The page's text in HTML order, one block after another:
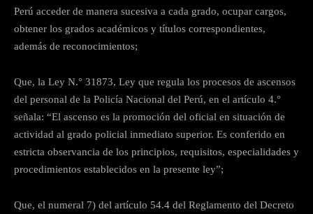
Perú acceder de manera sucesiva a cada grado, ocupar cargos,
obtener los grados académicos y títulos correspondientes,
además de reconocimientos;
Que, la Ley N.° 31873, Ley que regula los procesos de ascensos
del personal de la Policía Nacional del Perú, en el artículo 4.°
señala: “El ascenso es la promoción del oficial en situación de
actividad al grado policial inmediato superior. Es conferido en
estricta observancia de los principios, requisitos, especialidades y
procedimientos establecidos en la presente ley”;
Que, el numeral 7) del artículo 54.4 del Reglamento del Decreto